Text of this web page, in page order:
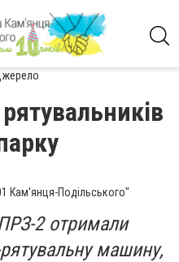
Кам'янця-Подільського"
2 отримали
машину,